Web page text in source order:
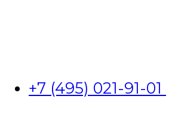
+7 (495) 021-91-01